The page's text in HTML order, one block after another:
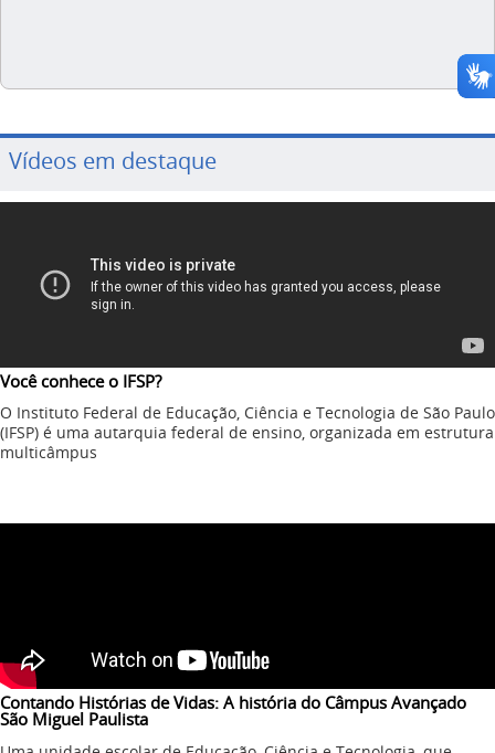
Vídeos em destaque
Você conhece o IFSP?
O Instituto Federal de Educação, Ciência e Tecnologia de São Paulo
(IFSP) é uma autarquia federal de ensino, organizada em estrutura
multicâmpus
Contando Histórias de Vidas: A história do Câmpus Avançado
São Miguel Paulista